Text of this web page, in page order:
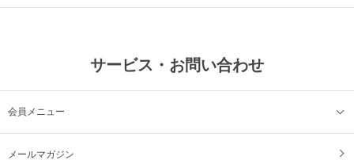
サービス・お問い合わせ
会員メニュー
メールマガジン